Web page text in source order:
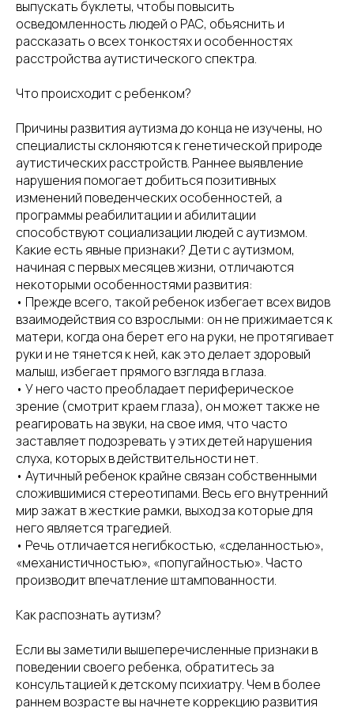
выпускать буклеты, чтобы повысить
осведомленность людей о РАС, объяснить и
рассказать о всех тонкостях и особенностях
расстройства аутистического спектра.
Что происходит с ребенком?
Причины развития аутизма до конца не изучены, но
специалисты склоняются к генетической природе
аутистических расстройств. Раннее выявление
нарушения помогает добиться позитивных
изменений поведенческих особенностей, а
программы реабилитации и абилитации
способствуют социализации людей с аутизмом.
Какие есть явные признаки? Дети с аутизмом,
начиная с первых месяцев жизни, отличаются
некоторыми особенностями развития:
• Прежде всего, такой ребенок избегает всех видов
взаимодействия со взрослыми: он не прижимается к
матери, когда она берет его на руки, не протягивает
руки и не тянется к ней, как это делает здоровый
малыш, избегает прямого взгляда в глаза.
• У него часто преобладает периферическое
зрение (смотрит краем глаза), он может также не
реагировать на звуки, на свое имя, что часто
заставляет подозревать у этих детей нарушения
слуха, которых в действительности нет.
• Аутичный ребенок крайне связан собственными
сложившимися стереотипами. Весь его внутренний
мир зажат в жесткие рамки, выход за которые для
него является трагедией.
• Речь отличается негибкостью, «сделанностью»,
«механистичностью», «попугайностью». Часто
производит впечатление штампованности.
Как распознать аутизм?
Если вы заметили вышеперечисленные признаки в
поведении своего ребенка, обратитесь за
консультацией к детскому психиатру. Чем в более
раннем возрасте вы начнете коррекцию развития